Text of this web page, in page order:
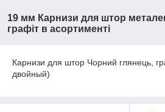
19 мм Карнизи для штор
графіт в асортименті
Карнизи для штор Чорний глянець,
двойный)